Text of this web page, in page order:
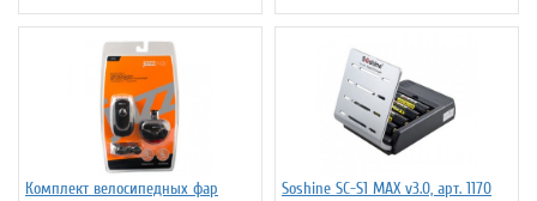
Комплект велосипедных фар
Soshine SC-S1 MAX v3.0, арт. 1170